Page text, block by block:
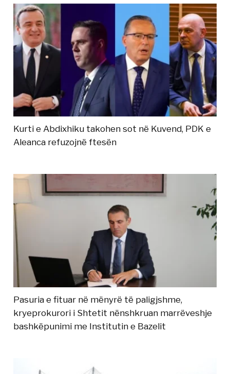
Kurti e Abdixhiku takohen sot në Kuvend, PDK e
Aleanca refuzojnë ftesën
Pasuria e fituar në mënyrë të paligjshme,
kryeprokurori i Shtetit nënshkruan marrëveshje
bashkëpunimi me Institutin e Bazelit